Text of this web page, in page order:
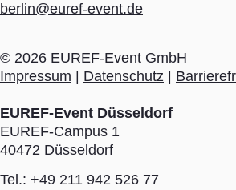
berlin@euref-event.de
© 2026 EUREF-Event GmbH
Impressum | Datenschutz |
EUREF-Event Düsseldorf
EUREF-Campus 1
40472 Düsseldorf
Tel.: +49 211 942 526 77